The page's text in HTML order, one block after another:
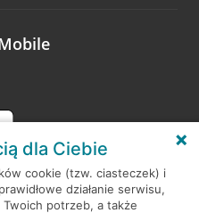
dla Ciebie
cookie (tzw. ciasteczek) i
działanie serwisu,
potrzeb, a także